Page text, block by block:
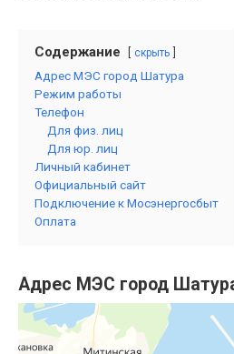
Содержание скрыть
Адрес МЭС город Шатура
Режим работы
Телефон
Для физ. лиц
Для юр. лиц
Личный кабинет
Официальный сайт
Подключение к Мосэнергосбыт
Оплата
Адрес МЭС город